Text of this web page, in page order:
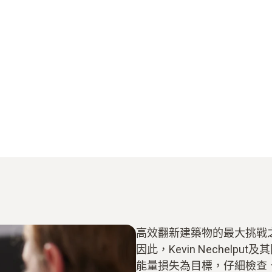
高效翻新建築物的最大挑
因此，Kevin Nechelput及
能量損失為目標，仔細檢